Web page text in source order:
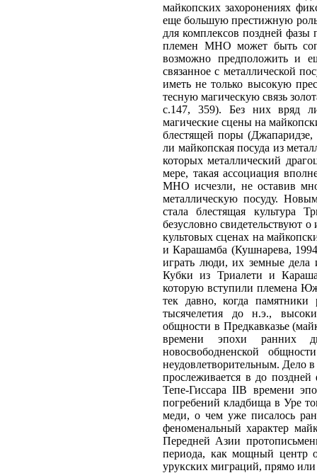
майкопских захоронениях
еще большую престижную роль
для комплексов поздней фазы
племен МНО может быть
возможно предположить и
связанное с металлической
иметь не только высокую
тесную магическую связь
с.147, 359). Без них вряд
магические сцены на
блестящей поры (Джапаридзе,
ли майкопская посуда из
которых металлический
мере, такая ассоциация
МНО исчезли, не оставив
металлическую посуду.
стала блестящая культура
безусловно свидетельствуют
культовых сценах на
и Карашамба (Кушнарева,
играть люди, их земные дела
Кубки из Триалети и
которую вступили племена
тек давно, когда памятники
тысячелетия до н.э.,
общности в Предкавказье
времени эпохи ранних
новосвободненской
неудовлетворительным. Дело
прослеживается в до
Тепе-Гиссара IIB времени
погребений кладбища в Уре
меди, о чем уже писалось
феноменальный характер
Передней Азии
периода, как мощный центр
урукских миграций, прямо